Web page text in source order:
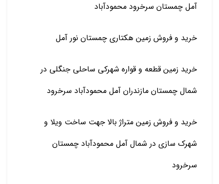
آمل چمستان سرخرود محمودآباد
خرید و فروش زمین هکتاری چمستان نور آمل
خرید زمین قطعه و قواره شهرکی ساحلی جنگلی در
شمال چمستان مازندران آمل محمودآباد سرخرود
خرید و فروش زمین متراژ بالا جهت ساخت ویلا و
شهرک سازی در شمال آمل محمودآباد چمستان
سرخرود